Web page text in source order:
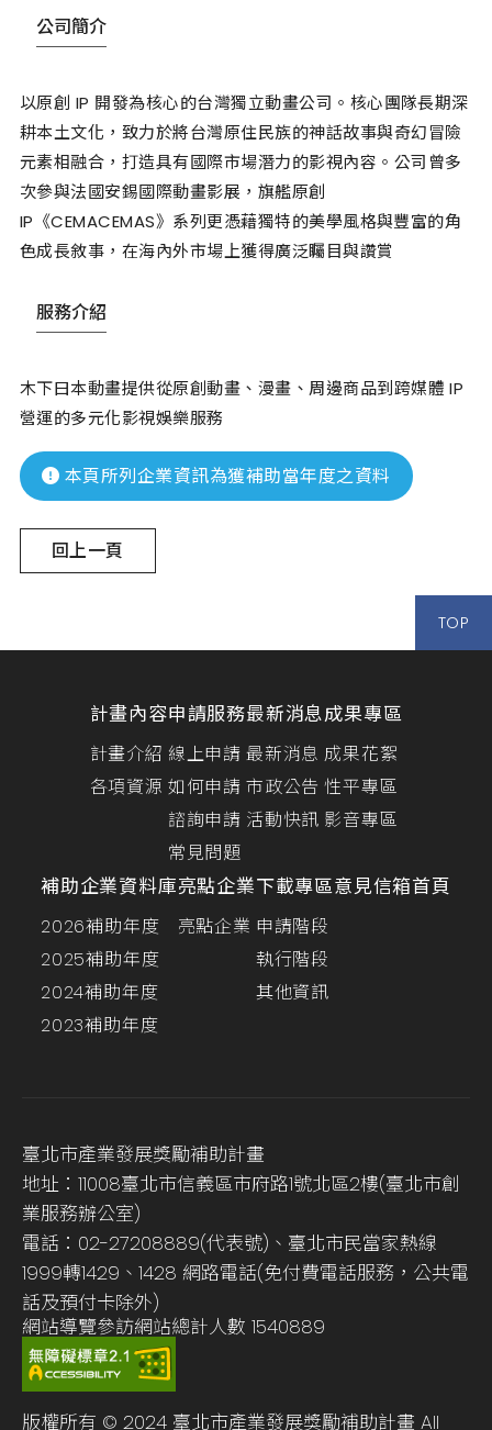
公司簡介
以原創 IP 開發為核心的台灣獨立動畫公司。核心團隊長期深
耕本土文化，致力於將台灣原住民族的神話故事與奇幻冒險
元素相融合，打造具有國際市場潛力的影視內容。公司曾多
次參與法國安錫國際動畫影展，旗艦原創
IP《CEMACEMAS》系列更憑藉獨特的美學風格與豐富的角
色成長敘事，在海內外市場上獲得廣泛矚目與讚賞
服務介紹
木下曰本動畫提供從原創動畫、漫畫、周邊商品到跨媒體 IP
營運的多元化影視娛樂服務
本頁所列企業資訊為獲補助當年度之資料
回上一頁
TOP
計畫內容
計畫介紹
各項資源
申請服務
線上申請
如何申請
諮詢申請
常見問題
最新消息
最新消息
市政公告
活動快訊
成果專區
成果花絮
性平專區
影音專區
補助企業資料庫
2026補助年度
2025補助年度
2024補助年度
2023補助年度
亮點企業
亮點企業
下載專區
申請階段
執行階段
其他資訊
意見信箱首頁
臺北市產業發展獎勵補助計畫
地址：11008臺北市信義區市府路1號北區2樓(臺北市創
業服務辦公室)
電話：02-27208889(代表號)、臺北市民當家熱線
1999轉1429、1428 網路電話(免付費電話服務，公共電
話及預付卡除外)
網站導覽參訪網站總計人數 1540889
版權所有 © 2024 臺北市產業發展獎勵補助計畫 All